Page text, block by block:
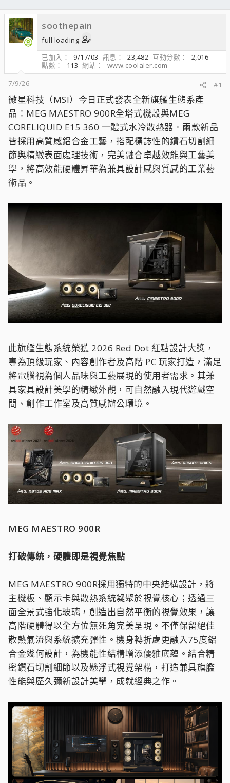
soothepain
full loading
已加入
9/17/03 訊息 23,482 互動分數
2,016
點數
113 網站
www.coolaler.com
7/9/26
#1
微星科技（MSI）今日正式發表全新旗艦生態系產
品：MEG MAESTRO 900R全塔式機殼與MEG
CORELIQUID E15 360 一體式水冷散熱器。兩款新品
皆採用高質感鋁合金工藝，搭配標誌性的鑽石切割細
節與精緻表面處理技術，完美融合卓越效能與工藝美
學，將高效能硬體昇華為兼具設計感與質感的工業藝
術品。
此旗艦生態系統榮獲 2026 Red Dot 紅點設計大獎，
專為頂級玩家、內容創作者及高階 PC 玩家打造，滿足
將電腦視為個人品味與工藝展現的使用者需求。其兼
具家具設計美學的精緻外觀，可自然融入現代遊戲空
間、創作工作室及高質感辦公環境。
MEG MAESTRO 900R
打破傳統，硬體即是視覺焦點
MEG MAESTRO 900R採用獨特的中央結構設計，將
主機板、顯示卡與散熱系統凝聚於視覺核心；透過三
面全景式強化玻璃，創造出自然平衡的視覺效果，讓
高階硬體得以全方位無死角完美呈現。不僅保留絕佳
散熱氣流與系統擴充彈性。機身轉折處更融入75度鋁
合金幾何設計，為機能性結構增添優雅底蘊。結合精
密鑽石切割細節以及懸浮式視覺架構，打造兼具旗艦
性能與歷久彌新設計美學，成就經典之作。